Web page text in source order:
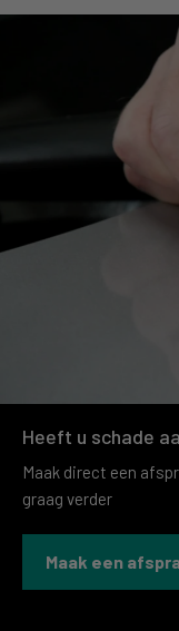
Heeft u schade
Maak direct een
graag verder
Maak een